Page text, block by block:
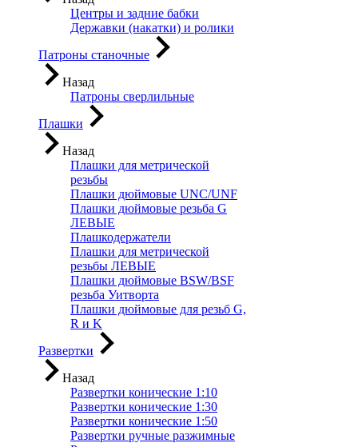
Центры и задние бабки
Державки (накатки) и ролики
Патроны станочные
Назад
Патроны сверлильные
Плашки
Назад
Плашки для метрической
резьбы
Плашки дюймовые UNC/UNF
Плашки дюймовые резьба G
ЛЕВЫЕ
Плашкодержатели
Плашки для метрической
резьбы ЛЕВЫЕ
Плашки дюймовые BSW/BSF
резьба Уитворта
Плашки дюймовые для резьб G,
R и K
Развертки
Назад
Развертки конические 1:10
Развертки конические 1:30
Развертки конические 1:50
Развертки ручные разжимные